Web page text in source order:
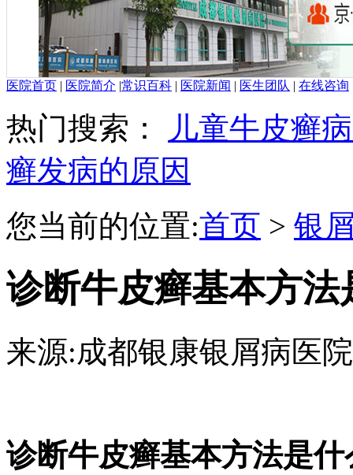
医院首页 | 医院简介 |常识百科 | 医院新闻 | 医生团队 | 在线咨询
热门搜索：
儿童牛皮癣
癣发病的原因
您当前的位置:首页 > 银
诊断牛皮癣基本方法
来源:成都银康银屑病医
诊断牛皮癣基本方法是什